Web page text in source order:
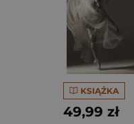
KSIĄŻKA
49,99 zł